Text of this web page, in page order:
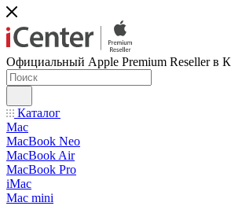
Официальный Apple Premium Reseller в
Каталог
Mac
MacBook Neo
MacBook Air
MacBook Pro
iMac
Mac mini